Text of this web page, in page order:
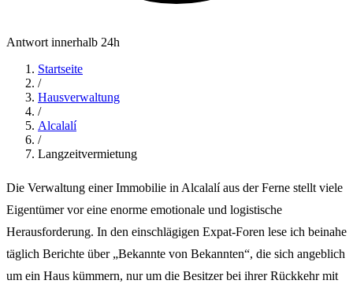
Antwort innerhalb 24h
Startseite
/
Hausverwaltung
/
Alcalalí
/
Langzeitvermietung
Die Verwaltung einer Immobilie in Alcalalí aus der Ferne stellt viele
Eigentümer vor eine enorme emotionale und logistische
Herausforderung. In den einschlägigen Expat-Foren lese ich beinahe
täglich Berichte über „Bekannte von Bekannten“, die sich angeblich
um ein Haus kümmern, nur um die Besitzer bei ihrer Rückkehr mit